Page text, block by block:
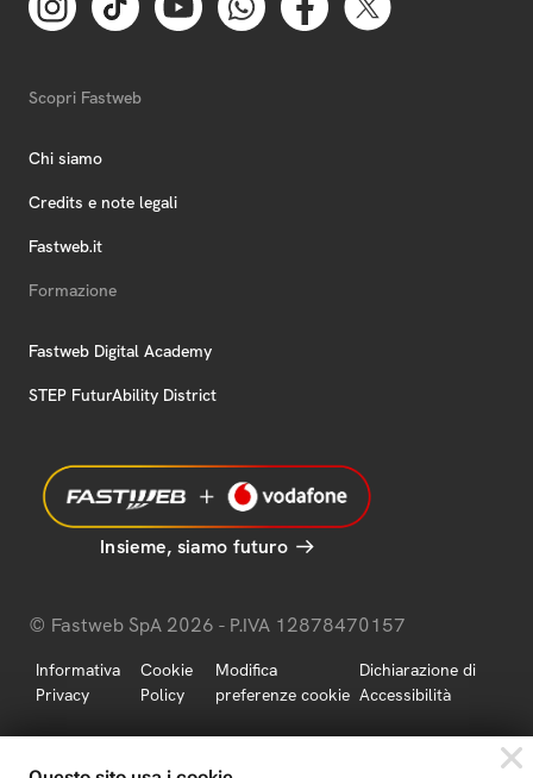
Scopri Fastweb
Chi siamo
Credits e note legali
Fastweb.it
Formazione
Fastweb Digital Academy
STEP FuturAbility District
Insieme, siamo futuro
© Fastweb SpA 2026 - P.IVA 12878470157
Informativa
Privacy
Cookie
Policy
Modifica
preferenze cookie
Dichiarazione di
Accessibilità